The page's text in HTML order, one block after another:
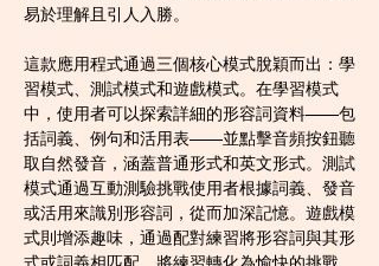
易於理解且引人入勝。
這款應用程式通過三個核心模式脫穎而出：學
習模式、測試模式和遊戲模式。在學習模式
中，使用者可以探索詳細的形容詞資料——包
括詞義、例句和活用表——並點擊音頻按鈕聽
取自然發音，涵蓋普通形式和英文形式。測試
模式通過互動測驗挑戰使用者根據詞義、發音
或活用來識別形容詞，從而加深記憶。遊戲模
式則增添趣味，通過配對練習將形容詞與其形